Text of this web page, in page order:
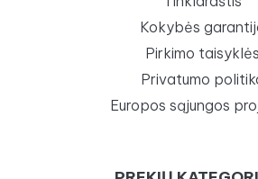
Kokybės
Pirkimo taisyklės
Privatumo
Europos sąjungos